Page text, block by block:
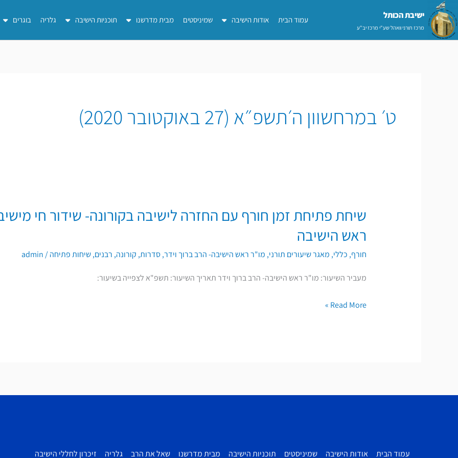
דילוג
לתוכן
ישיבת הכותל​
מרכז תורני וואהל שע"י מרכז יב"ע
עמוד הבית אודות הישיבה שמיניסטים מבית מדרשנו תוכניות הישיבה גלריה בוגרים
ט׳ במרחשוון ה׳תשפ״א (27 באוקטובר 2020)
שיחת פתיחת זמן חורף עם החזרה לישיבה בקורונה- שידור חי
ראש הישיבה
חורף, כללי, מאגר שיעורים תורני, מו"ר ראש הישיבה- הרב ברוך וידר,סדרות, קורונה, רבנים,שיחות פתיחה/
admin
מעביר השיעור: מו"ר ראש הישיבה- הרב ברוך וידר תאריך השיעור: תשפ"א לצפייה בשיעור:
שיחת
זמן
חורף
לישיבה
הישיבה
Read More »
עמוד הבית אודות הישיבה שמיניסטים תוכניות הישיבה מבית מדרשנו שאל את הרב גלריה זיכרון לחללי הישיבה